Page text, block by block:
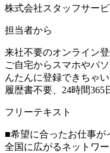
株式会社スタッフサービ
担当者から
来社不要のオンライン
ご自宅からスマホやパ
んたんに登録できちゃい
履歴書不要、24時間365
フリーテキスト
■希望に合ったお仕事が
全国に広がるネットワ